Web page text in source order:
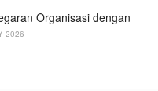
Organisasi dengan
2026